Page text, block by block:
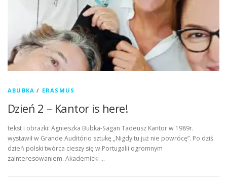
ABUBKA / ERASMUS
Dzień 2 – Kantor is here!
tekst i obrazki: Agnieszka Bubka-Sagan Tadeusz Kantor w 1989r.
wystawił w Grande Auditório sztukę „Nigdy tu już nie powrócę”. Po dziś
dzień polski twórca cieszy się w Portugalii ogromnym
zainteresowaniem. Akademicki …